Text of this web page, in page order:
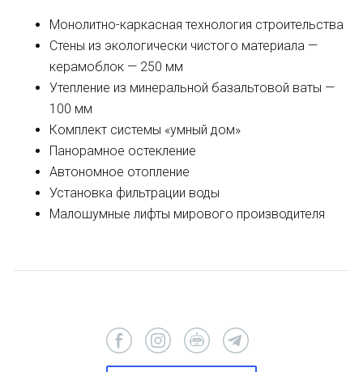
Монолитно-каркасная технология строительства
Стены из экологически чистого материала —
керамоблок — 250 мм
Утепление из минеральной базальтовой ваты —
100 мм
Комплект системы «умный дом»
Панорамное остекление
Автономное отопление
Установка фильтрации воды
Малошумные лифты мирового производителя